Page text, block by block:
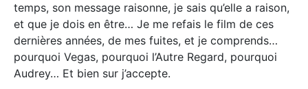
temps, son message raisonne, je sais qu’elle a raison,
et que je dois en être… Je me refais le film de ces
dernières années, de mes fuites, et je comprends…
pourquoi Vegas, pourquoi l’Autre Regard, pourquoi
Audrey… Et bien sur j’accepte.